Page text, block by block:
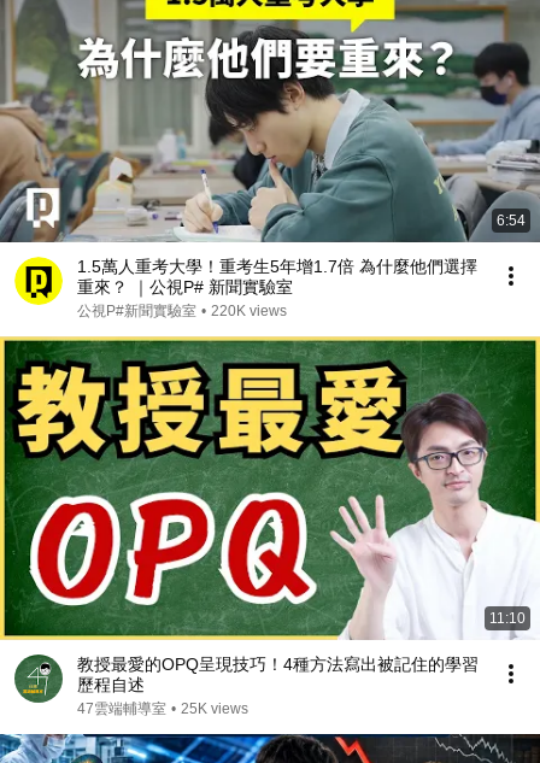
6:54
1.5萬人重考大學！重考生5年增1.7倍 為什麼他們選擇
重來？ ｜公視P# 新聞實驗室
公視P#新聞實驗室 • 220K views
11:10
教授最愛的OPQ呈現技巧！4種方法寫出被記住的學習
歷程自述
47雲端輔導室 • 25K views